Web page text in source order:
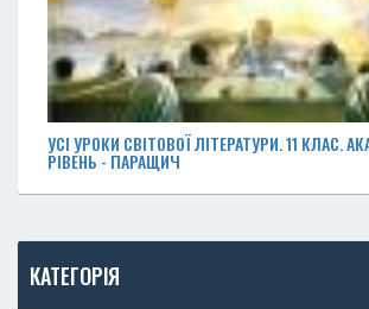
УСІ УРОКИ СВІТОВОЇ ЛІТЕРАТУРИ. 11 КЛАС.
РІВЕНЬ - ПАРАЩИЧ
КАТЕГОРІЯ